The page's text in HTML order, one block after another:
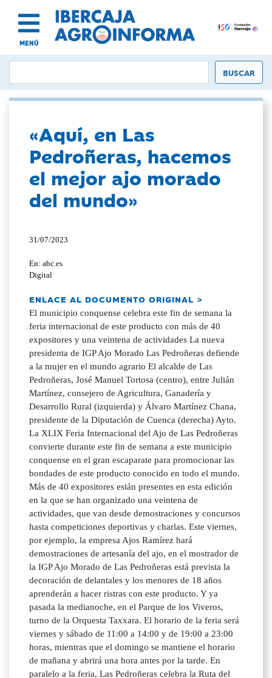
MENÚ
«Aquí, en Las
Pedroñeras, hacemos
el mejor ajo morado
del mundo»
31/07/2023
En: abc.es
Digital
ENLACE AL DOCUMENTO ORIGINAL >
El municipio conquense celebra este fin de semana la
feria internacional de este producto con más de 40
expositores y una veintena de actividades La nueva
presidenta de IGP Ajo Morado Las Pedroñeras defiende
a la mujer en el mundo agrario El alcalde de Las
Pedroñeras, José Manuel Tortosa (centro), entre Julián
Martínez, consejero de Agricultura, Ganadería y
Desarrollo Rural (izquierda) y Álvaro Martínez Chana,
presidente de la Diputación de Cuenca (derecha) Ayto.
La XLIX Feria Internacional del Ajo de Las Pedroñeras
convierte durante este fin de semana a este municipio
conquense en el gran escaparate para promocionar las
bondades de este producto conocido en todo el mundo.
Más de 40 expositores están presentes en esta edición
en la que se han organizado una veintena de
actividades, que van desde demostraciones y concursos
hasta competiciones deportivas y charlas. Este viernes,
por ejemplo, la empresa Ajos Ramírez hará
demostraciones de artesanía del ajo, en el mostrador de
la IGP Ajo Morado de Las Pedroñeras está prevista la
decoración de delantales y los menores de 18 años
aprenderán a hacer ristras con este producto. Y ya
pasada la medianoche, en el Parque de los Viveros,
turno de la Orquesta Taxxara. El horario de la feria será
viernes y sábado de 11:00 a 14:00 y de 19:00 a 23:00
horas, mientras que el domingo se mantiene el horario
de mañana y abrirá una hora antes por la tarde. En
paralelo a la feria, Las Pedroñeras celebra la Ruta del